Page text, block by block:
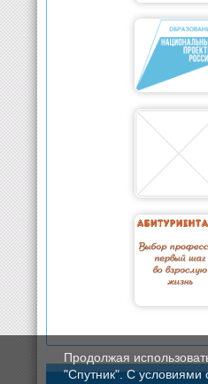
Продолжая
"Спутник". С условиями